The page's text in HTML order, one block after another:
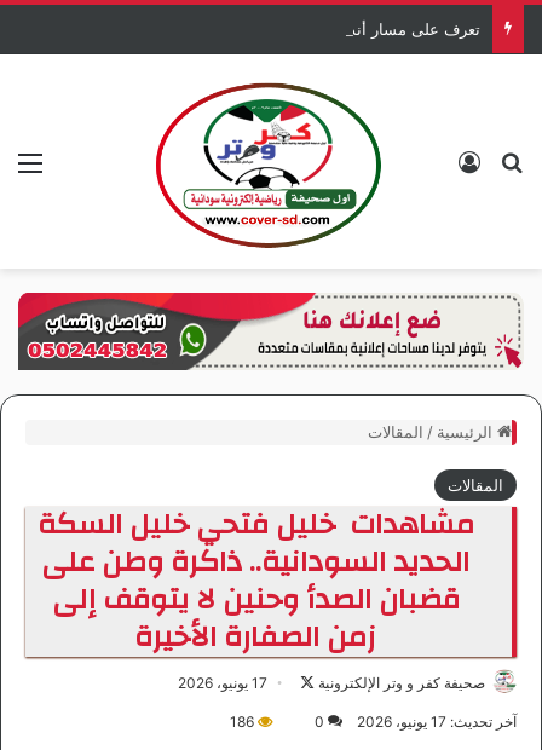
تعرف على مسار أندية السودان بالكونفدرالية
بحث عنتسجيل الدخول
الرئيسية / المقالات
المقالات
مشاهدات خليل فتحي خليل السكة
الحديد السودانية.. ذاكرة وطن على
قضبان الصدأ وحنين لا يتوقف إلى
زمن الصفارة الأخيرة
صحيفة كفر و وتر الإلكترونية 17 يونيو، 2026
آخر تحديث: 17 يونيو، 2026 0
186